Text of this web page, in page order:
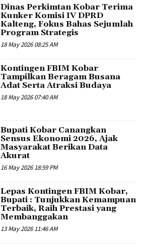
Dinas Perkimtan Kobar Terima
Kunker Komisi IV DPRD
Kalteng, Fokus Bahas Sejumlah
Program Strategis
18 May 2026 08:25 AM
Kontingen FBIM Kobar
Tampilkan Beragam Busana
Adat Serta Atraksi Budaya
18 May 2026 07:40 AM
Bupati Kobar Canangkan
Sensus Ekonomi 2026, Ajak
Masyarakat Berikan Data
Akurat
16 May 2026 18:59 PM
Lepas Kontingen FBIM Kobar,
Bupati : Tunjukkan Kemampuan
Terbaik, Raih Prestasi yang
Membanggakan
13 May 2026 11:46 AM